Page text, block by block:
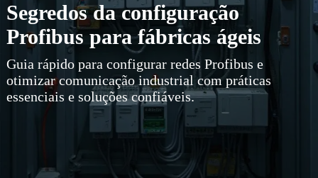
Segredos da configuração
Profibus para fábricas ágeis
Guia rápido para configurar redes Profibus e
otimizar comunicação industrial com práticas
essenciais e soluções confiáveis.